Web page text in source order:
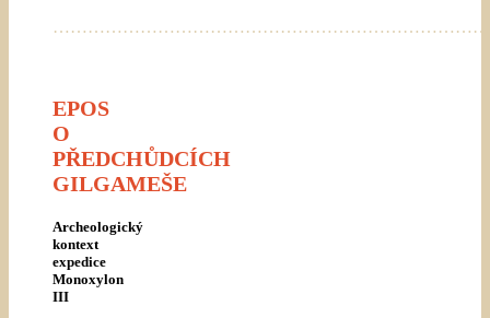
EPOS
O
PŘEDCHŮDCÍCH
GILGAMEŠE
Archeologický
kontext
expedice
Monoxylon
III